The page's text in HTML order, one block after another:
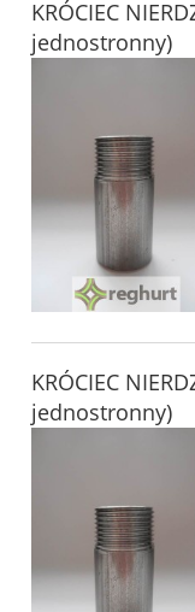
KRÓCIEC
jednostronny)
KRÓCIEC
jednostronny)